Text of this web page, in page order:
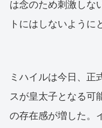
は念のため刺激しな
トにはしないように
ミハイルは今日、正
スが皇太子となる可
の存在感が増した。